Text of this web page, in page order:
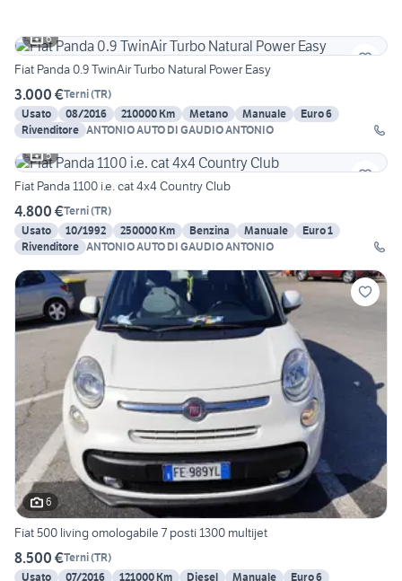
6
Fiat Panda 0.9 TwinAir Turbo Natural Power Easy
3.000 €Terni(TR)
Usato
08/2016 210000 Km Metano Manuale
Euro 6
Rivenditore ANTONIO AUTO DI GAUDIO ANTONIO
5
Fiat Panda 1100 i.e. cat 4x4 Country Club
4.800 €Terni(TR)
Usato
10/1992 250000 Km Benzina Manuale
Euro 1
Rivenditore ANTONIO AUTO DI GAUDIO ANTONIO
6
Fiat 500 living omologabile 7 posti 1300 multijet
8.500 €Terni(TR)
Usato
07/2016 121000 Km Diesel Manuale Euro 6